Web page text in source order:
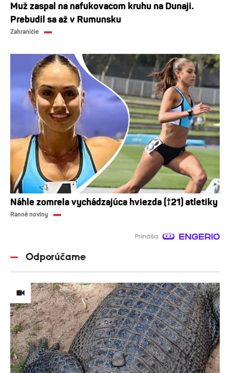
Muž zaspal na nafukovacom kruhu na Dunaji.
Prebudil sa až v Rumunsku
Zahraničie
Náhle zomrela vychádzajúca hviezda (†21) atletiky
Ranné noviny
Odporúčame